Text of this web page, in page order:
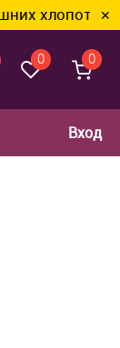
✕
0 0
Вход